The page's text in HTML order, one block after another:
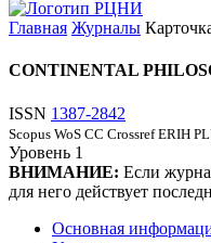
Главная Журналы
CONTINENTAL
ISSN 1387-2842
Scopus WoS CC Crossref ERIH
Уровень 1
ВНИМАНИЕ: Если
для него действует
Основная